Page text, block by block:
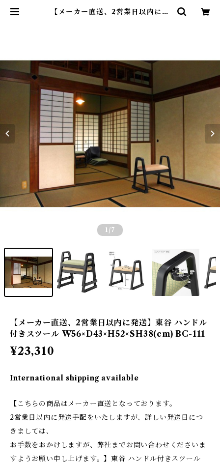
【メーカー直送、2営業日以内に発
1 /7
【メーカー直送、2営業日以内に発送】東谷 ハンドル
付きスツール W56×D43×H52×SH38(cm) BC-111
¥23,310
International shipping available
【こちらの商品はメーカー直送となっております。
2営業日以内に発送手配をいたしますが、詳しい発送日につ
きましては、
お手数をおかけしますが、弊社までお問い合わせくださいま
すようお願い申し上げます。】東谷 ハンドル付きスツール